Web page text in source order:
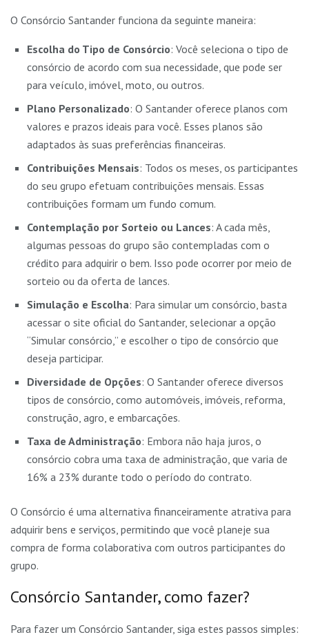
O Consórcio Santander funciona da seguinte maneira:
Escolha do Tipo de Consórcio: Você seleciona o tipo de
consórcio de acordo com sua necessidade, que pode ser
para veículo, imóvel, moto, ou outros.
Plano Personalizado: O Santander oferece planos com
valores e prazos ideais para você. Esses planos são
adaptados às suas preferências financeiras.
Contribuições Mensais: Todos os meses, os participantes
do seu grupo efetuam contribuições mensais. Essas
contribuições formam um fundo comum.
Contemplação por Sorteio ou Lances: A cada mês,
algumas pessoas do grupo são contempladas com o
crédito para adquirir o bem. Isso pode ocorrer por meio de
sorteio ou da oferta de lances.
Simulação e Escolha: Para simular um consórcio, basta
acessar o site oficial do Santander, selecionar a opção
“Simular consórcio,” e escolher o tipo de consórcio que
deseja participar.
Diversidade de Opções: O Santander oferece diversos
tipos de consórcio, como automóveis, imóveis, reforma,
construção, agro, e embarcações.
Taxa de Administração: Embora não haja juros, o
consórcio cobra uma taxa de administração, que varia de
16% a 23% durante todo o período do contrato.
O Consórcio é uma alternativa financeiramente atrativa para
adquirir bens e serviços, permitindo que você planeje sua
compra de forma colaborativa com outros participantes do
grupo.
Consórcio Santander, como fazer?
Para fazer um Consórcio Santander, siga estes passos simples: